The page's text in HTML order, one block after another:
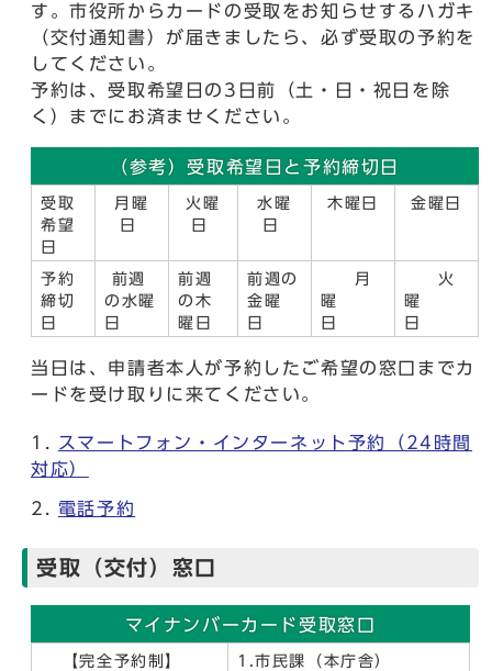
す。市役所からカードの受取をお知らせするハガキ
（交付通知書）が届きましたら、必ず受取の予約を
してください。
予約は、受取希望日の3日前（土・日・祝日を除
く）までにお済ませください。
（参考）受取希望日と予約締切日
受取
希望
日
月曜
日
火曜
日
水曜
日
木曜日 金曜日
予約
締切
日
前週
の水曜
日
前週
の木
曜日
前週の
金曜
日
月
曜
日
火
曜
日
当日は、申請者本人が予約したご希望の窓口までカ
ードを受け取りに来てください。
スマートフォン・インターネット予約（24時間
対応）
電話予約
受取（交付）窓口
マイナンバーカード受取窓口
【完全予約制】
1.市民課（本庁舎）